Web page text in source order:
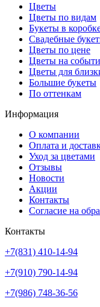
Цветы
Цветы по видам
Букеты в
Свадебные
Цветы по цене
Цветы на
Цветы для
Большие букеты
По оттенкам
Информация
О компании
Оплата и
Уход за цветами
Отзывы
Новости
Акции
Контакты
Согласие на
Контакты
+7(831) 410-14-94
+7(910) 790-14-94
+7(986) 748-36-56